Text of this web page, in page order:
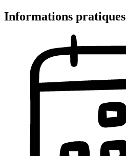
Informations pratiques